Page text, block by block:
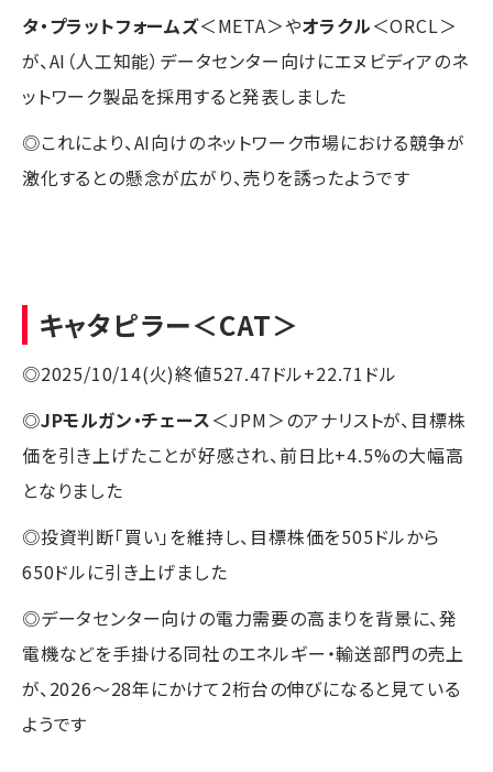
タ・プラットフォームズ＜META＞やオラクル＜ORCL＞
が、AI（人工知能）データセンター向けにエヌビディアのネ
ットワーク製品を採用すると発表しました
◎これにより、AI向けのネットワーク市場における競争が
激化するとの懸念が広がり、売りを誘ったようです
キャタピラー＜CAT＞
◎2025/10/14(火)終値527.47ドル+22.71ドル
◎JPモルガン・チェース＜JPM＞のアナリストが、目標株
価を引き上げたことが好感され、前日比+4.5%の大幅高
となりました
◎投資判断「買い」を維持し、目標株価を505ドルから
650ドルに引き上げました
◎データセンター向けの電力需要の高まりを背景に、発
電機などを手掛ける同社のエネルギー・輸送部門の売上
が、2026～28年にかけて2桁台の伸びになると見ている
ようです